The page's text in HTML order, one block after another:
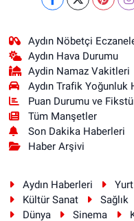
Aydın Nöbetçi
Aydın Hava Durumu
Aydin Namaz Vakitleri
Aydın Trafik Yoğunluk
Puan Durumu ve
Tüm Manşetler
Son Dakika Haberleri
Haber Arşivi
Aydın Haberleri
Kültür Sanat
Sağlık
Dünya
Sinema